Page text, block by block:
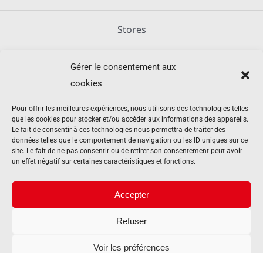
Gérer le consentement aux
cookies
Pour offrir les meilleures expériences, nous utilisons des technologies telles
que les cookies pour stocker et/ou accéder aux informations des appareils.
Le fait de consentir à ces technologies nous permettra de traiter des
données telles que le comportement de navigation ou les ID uniques sur ce
site. Le fait de ne pas consentir ou de retirer son consentement peut avoir
un effet négatif sur certaines caractéristiques et fonctions.
Accepter
Refuser
Voir les préférences
Stores
Métallerie
Équipements agricoles
Mentions légales
Politique de cookies (UE)
Contact